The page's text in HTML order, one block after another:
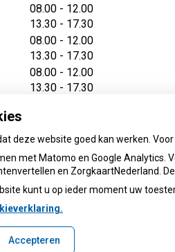
08.00 tot
- 12.00
13.30 tot
- 17.30
08.00 tot
- 12.00
13.30 tot
- 17.30
08.00 tot
- 12.00
13.30 tot
- 17.30
deze website goed kan werken.
met Matomo en Google Analytics.
en ZorgkaartNederland.
kunt u op ieder moment uw
Accepteren